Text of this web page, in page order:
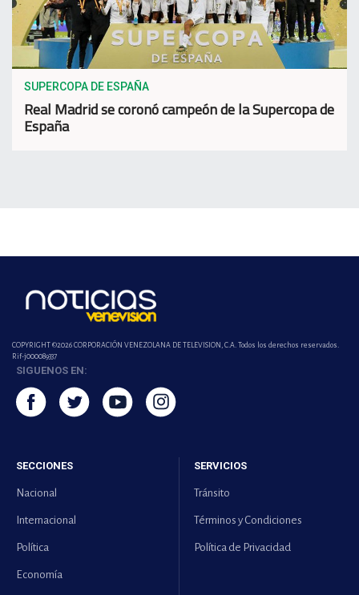
SUPERCOPA DE ESPAÑA
Real Madrid se coronó campeón de la Supercopa de
España
COPYRIGHT ©2026 CORPORACIÓN VENEZOLANA DE TELEVISION, C.A. Todos los derechos reservados.
Rif-j000089337
SIGUENOS EN:
SECCIONES
Nacional
Internacional
Política
Economía
SERVICIOS
Tránsito
Términos y Condiciones
Política de Privacidad